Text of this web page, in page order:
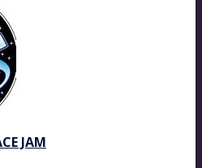
JAM